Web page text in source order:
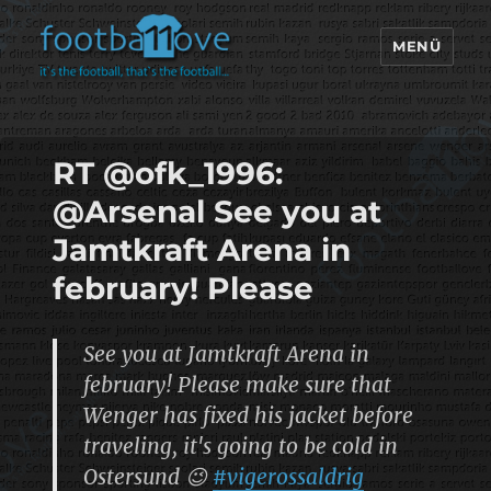
footbaLLove
MENÜ
RT @ofk_1996:
@Arsenal See you at
Jamtkraft Arena in
february! Please
See you at Jamtkraft Arena in
february! Please make sure that
Wenger has fixed his jacket before
traveling, it's going to be cold in
Ostersund 😉 #vigerossaldrig